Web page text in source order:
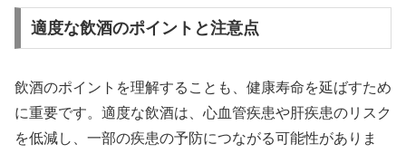
適度な飲酒のポイントと注意点
飲酒のポイントを理解することも、健康寿命を延ばすため
に重要です。適度な飲酒は、心血管疾患や肝疾患のリスク
を低減し、一部の疾患の予防につながる可能性がありま